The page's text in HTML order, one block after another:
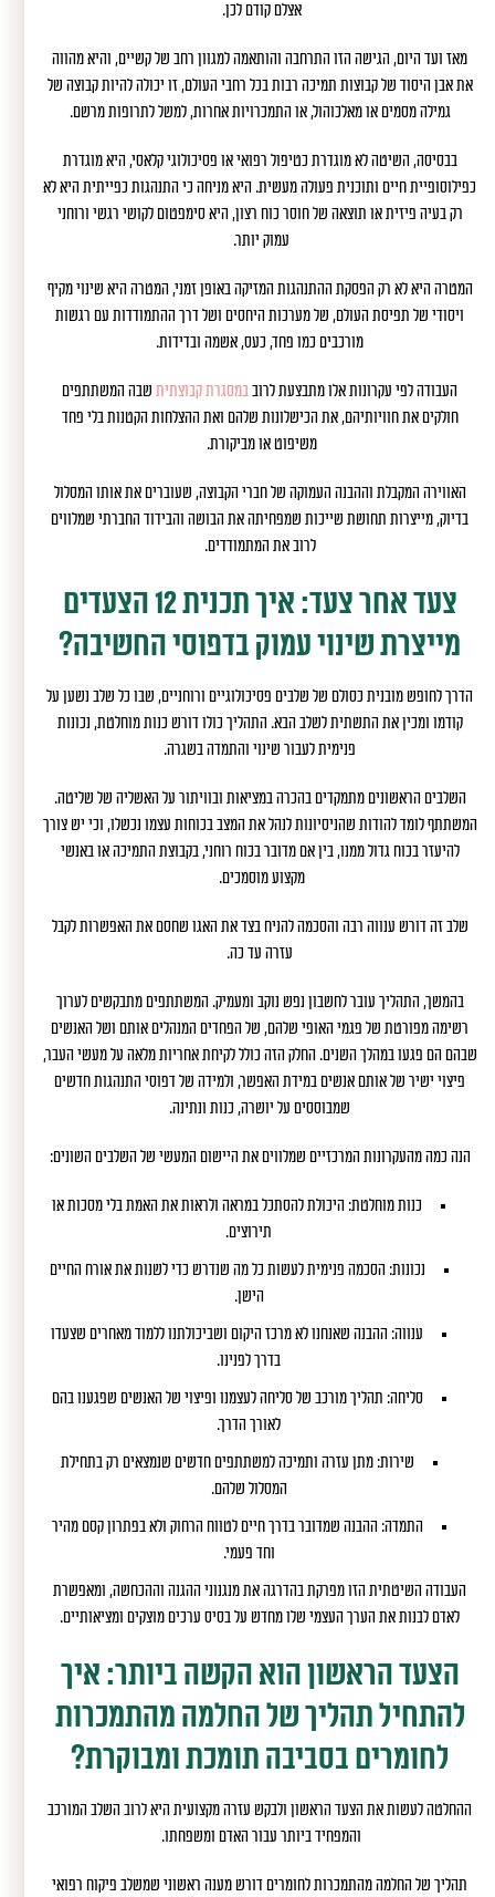
אצלם קודם לכן.
מאז ועד היום, הגישה הזו התרחבה והותאמה למגוון רחב של קשיים, והיא מהווה
את אבן היסוד של קבוצות תמיכה רבות בכל רחבי העולם, זו יכולה להיות קבוצה של
גמילה מסמים או מאלכוהול, או התמכרויות אחרות, למשל לתרופות מרשם.
בבסיסה, השיטה לא מוגדרת כטיפול רפואי או פסיכולוגי קלאסי, היא מוגדרת
כפילוסופיית חיים ותוכנית פעולה מעשית. היא מניחה כי התנהגות כפייתית היא לא
רק בעיה פיזית או תוצאה של חוסר כוח רצון, היא סימפטום לקושי רגשי ורוחני
עמוק יותר.
המטרה היא לא רק הפסקת ההתנהגות המזיקה באופן זמני, המטרה היא שינוי מקיף
ויסודי של תפיסת העולם, של מערכות היחסים ושל דרך ההתמודדות עם רגשות
מורכבים כמו פחד, כעס, אשמה ובדידות.
העבודה לפי עקרונות אלו מתבצעת לרובבמסגרת קבוצתית שבה המשתתפים
חולקים את חוויותיהם, את הכישלונות שלהם ואת ההצלחות הקטנות בלי פחד
משיפוט או מביקורת.
האווירה המקבלת וההבנה העמוקה של חברי הקבוצה, שעוברים את אותו המסלול
בדיוק, מייצרות תחושת שייכות שמפחיתה את הבושה והבידוד החברתי שמלווים
לרוב את המתמודדים.
צעד אחר צעד: איך תכנית 12 הצעדים
מייצרת שינוי עמוק בדפוסי החשיבה?
הדרך לחופש מובנית כסולם של שלבים פסיכולוגיים ורוחניים, שבו כל שלב נשען על
קודמו ומכין את התשתית לשלב הבא. התהליך כולו דורש כנות מוחלטת, נכונות
פנימית לעבור שינוי והתמדה בשגרה.
השלבים הראשונים מתמקדים בהכרה במציאות ובוויתור על האשליה של שליטה.
המשתתף לומד להודות שהניסיונות לנהל את המצב בכוחות עצמו נכשלו, וכי יש צורך
להיעזר בכוח גדול ממנו, בין אם מדובר בכוח רוחני, בקבוצת התמיכה או באנשי
מקצוע מוסמכים.
שלב זה דורש ענווה רבה והסכמה להניח בצד את האגו שחסם את האפשרות לקבל
עזרה עד כה.
בהמשך, התהליך עובר לחשבון נפש נוקב ומעמיק. המשתתפים מתבקשים לערוך
רשימה מפורטת של פגמי האופי שלהם, של הפחדים המנהלים אותם ושל האנשים
שבהם הם פגעו במהלך השנים. החלק הזה כולל לקיחת אחריות מלאה על מעשי העבר,
פיצוי ישיר של אותם אנשים במידת האפשר, ולמידה של דפוסי התנהגות חדשים
שמבוססים על יושרה, כנות ונתינה.
הנה כמה מהעקרונות המרכזיים שמלווים את היישום המעשי של השלבים השונים:
כנות מוחלטת: היכולת להסתכל במראה ולראות את האמת בלי מסכות או
תירוצים.
נכונות: הסכמה פנימית לעשות כל מה שנדרש כדי לשנות את אורח החיים
הישן.
ענווה: ההבנה שאנחנו לא מרכז היקום ושביכולתנו ללמוד מאחרים שצעדו
בדרך לפנינו.
סליחה: תהליך מורכב של סליחה לעצמנו ופיצוי של האנשים שפגענו בהם
לאורך הדרך.
שירות: מתן עזרה ותמיכה למשתתפים חדשים שנמצאים רק בתחילת
המסלול שלהם.
התמדה: ההבנה שמדובר בדרך חיים לטווח הרחוק ולא בפתרון קסם מהיר
וחד פעמי.
העבודה השיטתית הזו מפרקת בהדרגה את מנגנוני ההגנה וההכחשה, ומאפשרת
לאדם לבנות את הערך העצמי שלו מחדש על בסיס ערכים מוצקים ומציאותיים.
הצעד הראשון הוא הקשה ביותר: איך
להתחיל תהליך של החלמה מהתמכרות
לחומרים בסביבה תומכת ומבוקרת?
ההחלטה לעשות את הצעד הראשון ולבקש עזרה מקצועית היא לרוב השלב המורכב
והמפחיד ביותר עבור האדם ומשפחתו.
תהליך של החלמה מהתמכרות לחומרים דורש מענה ראשוני שמשלב פיקוח רפואי